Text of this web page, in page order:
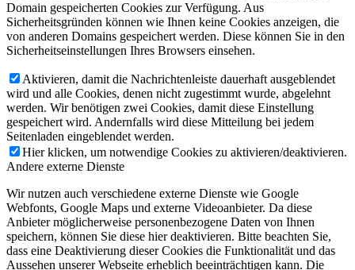
Domain gespeicherten Cookies zur Verfügung. Aus
Sicherheitsgründen können wie Ihnen keine Cookies anzeigen, die
von anderen Domains gespeichert werden. Diese können Sie in den
Sicherheitseinstellungen Ihres Browsers einsehen.
Aktivieren, damit die Nachrichtenleiste dauerhaft ausgeblendet
wird und alle Cookies, denen nicht zugestimmt wurde, abgelehnt
werden. Wir benötigen zwei Cookies, damit diese Einstellung
gespeichert wird. Andernfalls wird diese Mitteilung bei jedem
Seitenladen eingeblendet werden.
Hier klicken, um notwendige Cookies zu aktivieren/deaktivieren.
Andere externe Dienste
Wir nutzen auch verschiedene externe Dienste wie Google
Webfonts, Google Maps und externe Videoanbieter. Da diese
Anbieter möglicherweise personenbezogene Daten von Ihnen
speichern, können Sie diese hier deaktivieren. Bitte beachten Sie,
dass eine Deaktivierung dieser Cookies die Funktionalität und das
Aussehen unserer Webseite erheblich beeinträchtigen kann. Die